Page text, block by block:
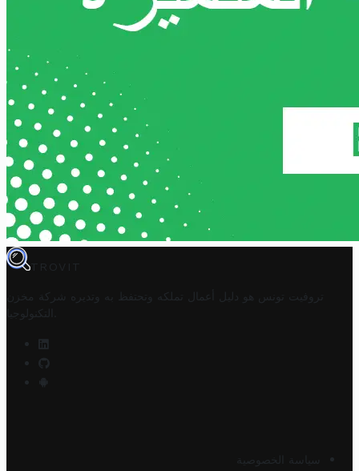
TROVIT
تروفيت تونس هو دليل أعمال تملكه وتحتفظ به وتديره
شركة مخزن
التكنولوجيا
سياسة الخصوصية